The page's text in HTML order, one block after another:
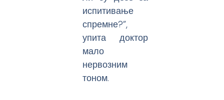
испитивање
спремне?”,
упита доктор
мало
нервозним
тоном.